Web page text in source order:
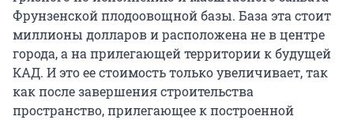
Фрунзенской плодоовощной базы. База эта стоит
миллионы долларов и расположена не в центре
города, а на прилегающей территории к будущей
КАД. И это ее стоимость только увеличивает, так
как после завершения строительства
пространство, прилегающее к построенной